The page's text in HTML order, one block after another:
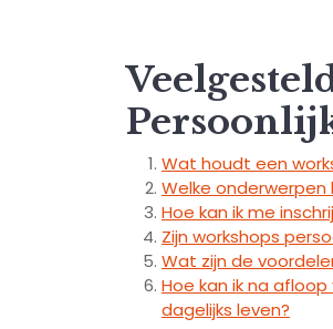
Wat houdt een
Welke onderwerpen
Hoe kan ik me
Zijn workshops
Wat zijn de
Hoe kan ik na
dagelijks leven?